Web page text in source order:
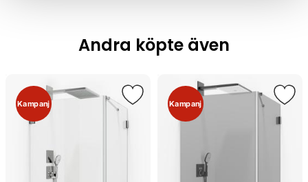
Andra köpte även
Kampanj Kampanj